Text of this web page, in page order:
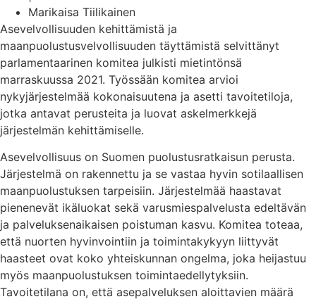
Marikaisa Tiilikainen
Asevelvollisuuden kehittämistä ja
maanpuolustusvelvollisuuden täyttämistä selvittänyt
parlamentaarinen komitea julkisti mietintönsä
marraskuussa 2021. Työssään komitea arvioi
nykyjärjestelmää kokonaisuutena ja asetti tavoitetiloja,
jotka antavat perusteita ja luovat askelmerkkejä
järjestelmän kehittämiselle.
Asevelvollisuus on Suomen puolustusratkaisun perusta.
Järjestelmä on rakennettu ja se vastaa hyvin sotilaallisen
maanpuolustuksen tarpeisiin. Järjestelmää haastavat
pienenevät ikäluokat sekä varusmiespalvelusta edeltävän
ja palveluksenaikaisen poistuman kasvu. Komitea toteaa,
että nuorten hyvinvointiin ja toimintakykyyn liittyvät
haasteet ovat koko yhteiskunnan ongelma, joka heijastuu
myös maanpuolustuksen toimintaedellytyksiin.
Tavoitetilana on, että asepalveluksen aloittavien määrä